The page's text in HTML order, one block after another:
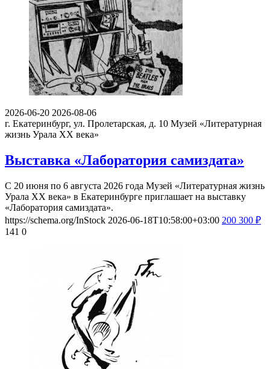
2026-06-20 2026-08-06
г. Екатеринбург, ул. Пролетарская, д. 10 Музей «Литературная
жизнь Урала ХХ века»
Выставка «Лаборатория самиздата»
С 20 июня по 6 августа 2026 года Музей «Литературная жизнь
Урала ХХ века» в Екатеринбурге приглашает на выставку
«Лаборатория самиздата».
https://schema.org/InStock 2026-06-18T10:58:00+03:00 200 300 ₽
141 0